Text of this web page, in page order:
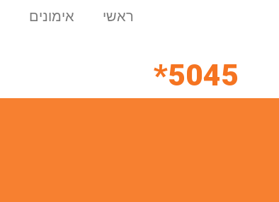
ראשי אימונים
5045*